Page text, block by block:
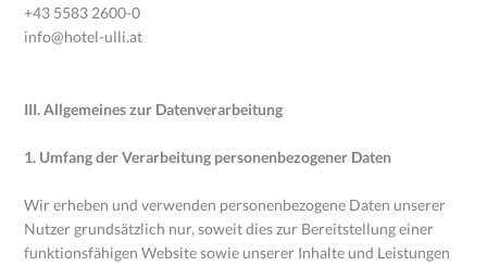
+43 5583 2600-0
info@hotel-ulli.at
III. Allgemeines zur Datenverarbeitung
1. Umfang der Verarbeitung personenbezogener Daten
Wir erheben und verwenden personenbezogene Daten unserer
Nutzer grundsätzlich nur, soweit dies zur Bereitstellung einer
funktionsfähigen Website sowie unserer Inhalte und Leistungen